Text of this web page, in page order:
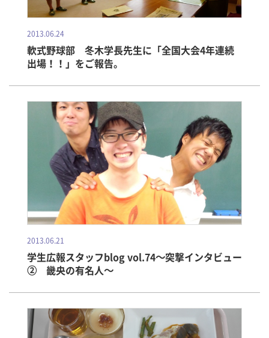
2013.06.24
軟式野球部 冬木学長先生に「全国大会4年連続
出場！！」をご報告。
2013.06.21
学生広報スタッフblog vol.74～突撃インタビュー
② 畿央の有名人～